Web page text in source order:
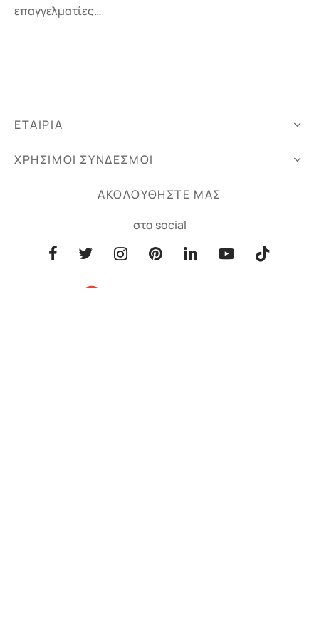
επαγγελματίες…
ΕΤΑΙΡΙΑ
ΧΡΗΣΙΜΟΙ ΣΥΝΔΕΣΜΟΙ
ΑΚΟΛΟΥΘΗΣΤΕ ΜΑΣ
στα social